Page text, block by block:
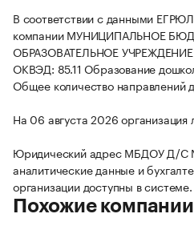
В соответствии с данными
компании МУНИЦИПАЛЬНОЕ
ОБРАЗОВАТЕЛЬНОЕ
ОКВЭД: 85.11 Образование
Общее количество направлений
На 06 августа 2026 организация
Юридический адрес МБДОУ Д/С
аналитические данные и
организации доступны в системе.
Похожие компании